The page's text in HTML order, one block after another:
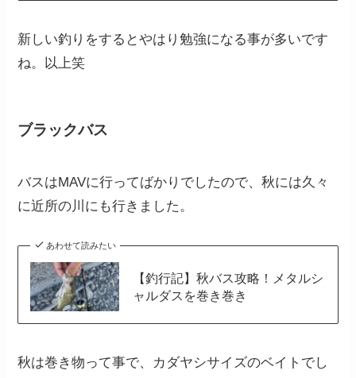
新しい釣りをするとやはり勉強になる事が多いです
ね。以上笑
ブラックバス
バスはMAVに行ってばかりでしたので、秋には久々
に近所の川にも行きました。
あわせて読みたい
【釣行記】秋バス攻略！メタルシ
ャルダスを巻き巻き
秋は巻き物って事で、カダヤシサイズのベイトでし